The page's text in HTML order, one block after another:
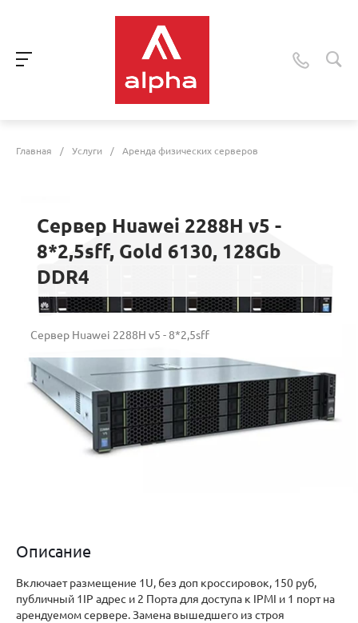
Главная / Услуги / Аренда физических серверов
Сервер Huawei 2288H v5 -
8*2,5sff, Gold 6130, 128Gb
DDR4
Сервер Huawei 2288H v5 - 8*2,5sff
Описание
Включает размещение 1U, без доп кроссировок, 150 руб,
публичный 1IP адрес и 2 Порта для доступа к IPMI и 1 порт на
арендуемом сервере. Замена вышедшего из строя